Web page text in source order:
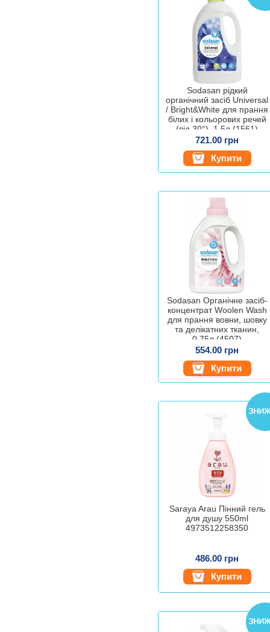
Sodasan рідкий
органічний засіб Universal
/ Bright&White для прання
білих і кольорових речей
(від 30°), 1,5л (1561)
4019886015615
721.00 грн
Купити
Sodasan Органічне засіб-
концентрат Woolen Wash
для прання вовни, шовку
та делікатних тканин,
0,75л (4507)
4019886045070
554.00 грн
Купити
Saraya Arau Пінний гель
для душу 550ml
4973512258350
486.00 грн
Купити